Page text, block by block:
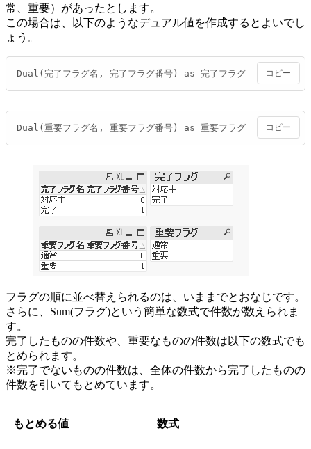
常、重要）があったとします。
この場合は、以下のようなデュアル値を作成するとよいでし
ょう。
Dual(完了フラグ名, 完了フラグ番号) as 完了フラグ コピー
Dual(重要フラグ名, 重要フラグ番号) as 重要フラグ コピー
フラグの順に並べ替えられるのは、いままでとおなじです。
さらに、Sum(フラグ)という簡単な数式で件数が数えられま
す。
完了したものの件数や、重要なものの件数は以下の数式でも
とめられます。
※完了でないものの件数は、全体の件数から完了したものの
件数を引いてもとめています。
もとめる値 数式